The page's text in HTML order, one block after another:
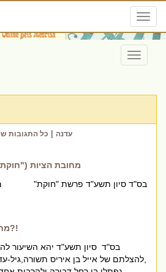
Toggle
the all chiddushim of עדנה | כל התגובות
מחובת הציות
מחלוקת-מחלקת או מחברת?!
,להצלתם של אייל בן איריס תשורה,גיל-